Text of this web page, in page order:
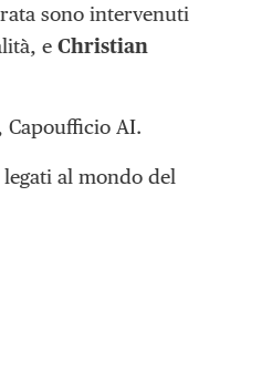
sono intervenuti
e Christian
Capoufficio AI.
al mondo del